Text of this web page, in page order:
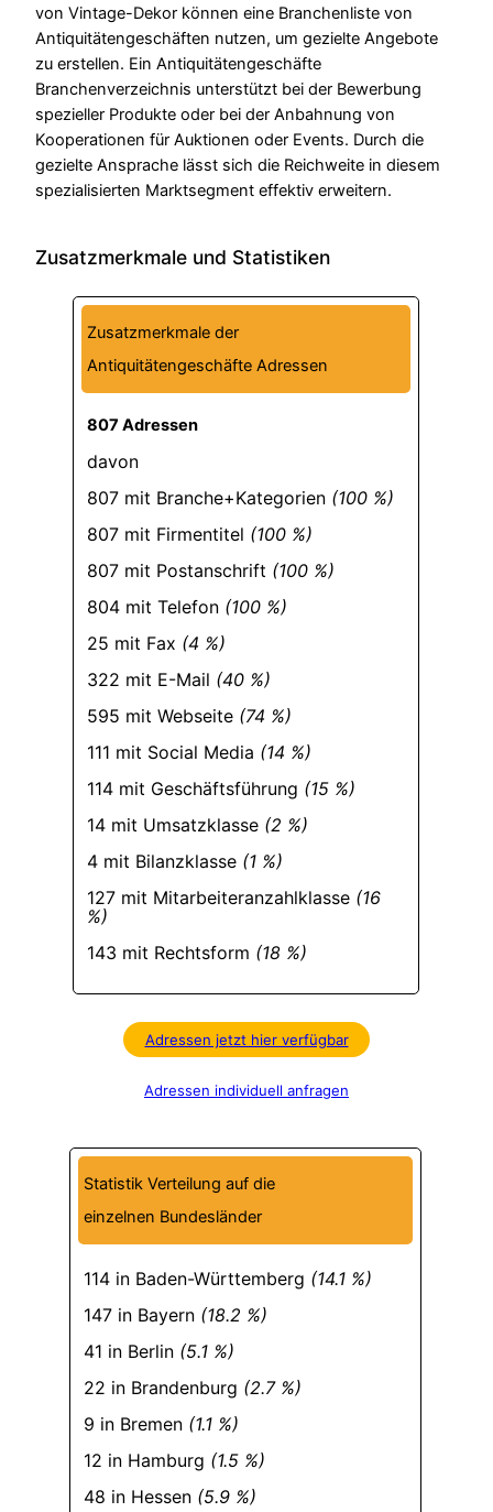
von Vintage-Dekor können eine Branchenliste von
Antiquitätengeschäften nutzen, um gezielte Angebote
zu erstellen. Ein Antiquitätengeschäfte
Branchenverzeichnis unterstützt bei der Bewerbung
spezieller Produkte oder bei der Anbahnung von
Kooperationen für Auktionen oder Events. Durch die
gezielte Ansprache lässt sich die Reichweite in diesem
spezialisierten Marktsegment effektiv erweitern.
Zusatzmerkmale und Statistiken
Zusatzmerkmale der
Antiquitätengeschäfte Adressen
807 Adressen
davon
807 mit Branche+Kategorien (100 %)
807 mit Firmentitel (100 %)
807 mit Postanschrift (100 %)
804 mit Telefon (100 %)
25 mit Fax (4 %)
322 mit E-Mail (40 %)
595 mit Webseite (74 %)
111 mit Social Media (14 %)
114 mit Geschäftsführung (15 %)
14 mit Umsatzklasse (2 %)
4 mit Bilanzklasse (1 %)
127 mit Mitarbeiteranzahlklasse (16
%)
143 mit Rechtsform (18 %)
Adressen jetzt hier verfügbar
Adressen individuell anfragen
Statistik Verteilung auf die
einzelnen Bundesländer
114 in Baden-Württemberg (14.1 %)
147 in Bayern (18.2 %)
41 in Berlin (5.1 %)
22 in Brandenburg (2.7 %)
9 in Bremen (1.1 %)
12 in Hamburg (1.5 %)
48 in Hessen (5.9 %)